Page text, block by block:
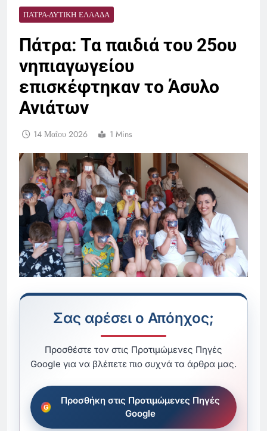
ΠΆΤΡΑ-ΔΥΤΙΚΉ ΕΛΛΆΔΑ
Πάτρα: Τα παιδιά του 25ου
νηπιαγωγείου
επισκέφτηκαν το Άσυλο
Ανιάτων
14 Μαΐου 2026 1 Mins
Σας αρέσει ο Απόηχος;
Προσθέστε τον στις Προτιμώμενες Πηγές
Google για να βλέπετε πιο συχνά τα άρθρα μας.
Προσθήκη στις Προτιμώμενες Πηγές
Google